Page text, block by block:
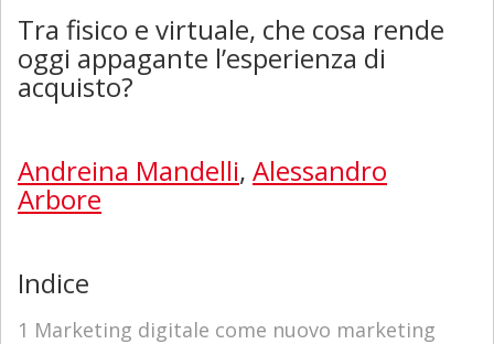
Matematica
Tra fisico e virtuale, che cosa rende
oggi appagante l’esperienza di
acquisto?
Andreina Mandelli, Alessandro
Arbore
Indice
1 Marketing digitale come nuovo marketing